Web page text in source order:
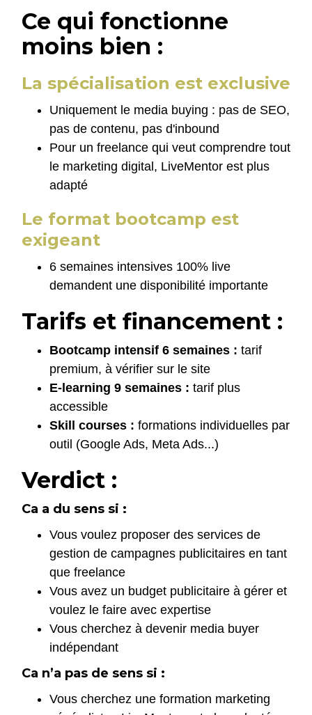
Ce qui fonctionne
moins bien :
La spécialisation est exclusive
Uniquement le media buying : pas de SEO,
pas de contenu, pas d'inbound
Pour un freelance qui veut comprendre tout
le marketing digital, LiveMentor est plus
adapté
Le format bootcamp est
exigeant
6 semaines intensives 100% live
demandent une disponibilité importante
Tarifs et financement :
Bootcamp intensif 6 semaines : tarif
premium, à vérifier sur le site
E-learning 9 semaines : tarif plus
accessible
Skill courses : formations individuelles par
outil (Google Ads, Meta Ads...)
Verdict :
Ca a du sens si :
Vous voulez proposer des services de
gestion de campagnes publicitaires en tant
que freelance
Vous avez un budget publicitaire à gérer et
voulez le faire avec expertise
Vous cherchez à devenir media buyer
indépendant
Ca n’a pas de sens si :
Vous cherchez une formation marketing